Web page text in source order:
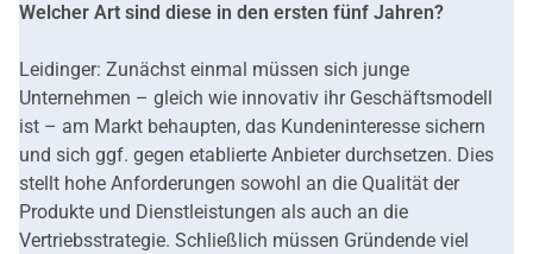
Welcher Art sind diese in den ersten fünf Jahren?
Leidinger: Zunächst einmal müssen sich junge
Unternehmen – gleich wie innovativ ihr Geschäftsmodell
ist – am Markt behaupten, das Kundeninteresse sichern
und sich ggf. gegen etablierte Anbieter durchsetzen. Dies
stellt hohe Anforderungen sowohl an die Qualität der
Produkte und Dienstleistungen als auch an die
Vertriebsstrategie. Schließlich müssen Gründende viel